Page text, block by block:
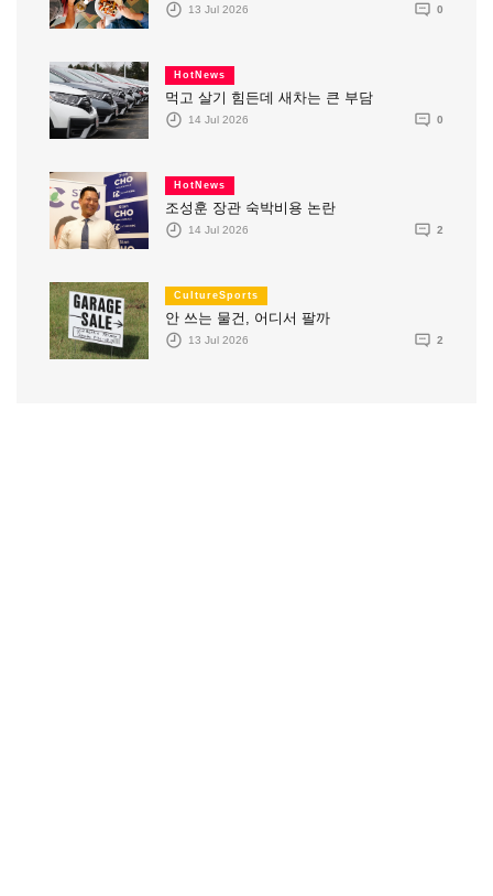
13 Jul 2026 0
HotNews
먹고 살기 힘든데 새차는 큰 부담
14 Jul 2026 0
HotNews
조성훈 장관 숙박비용 논란
14 Jul 2026 2
CultureSports
안 쓰는 물건, 어디서 팔까
13 Jul 2026 2